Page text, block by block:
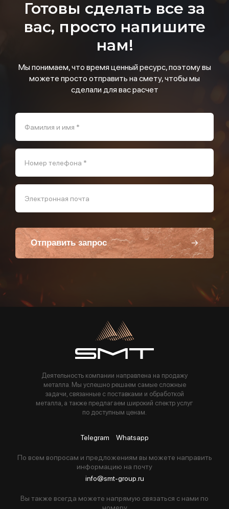
Готовы сделать все за
вас, просто напишите
нам!
Мы понимаем, что время ценный ресурс, поэтому вы
можете просто отправить на смету, чтобы мы
сделали для вас расчет
Фамилия и имя *
Номер телефона *
Электронная почта
Отправить запрос
Пользуясь данной формой вы соглашаетесь с политикой компании
Деятельность компании направлена на продажу
металла. Мы успешно решаем самые сложные
задачи, связанные с поставками и обработкой
металла, а также предлагаем широкий спектр услуг
по доступным ценам.
Telegram Whatsapp
По всем вопросам и предложениям вы можете направить
информацию на почту
info@smt-group.ru
Вы также всегда можете напрямую связаться с нами по